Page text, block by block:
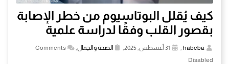
كيف يُقلل البوتاسيوم من خطر الإصابة
بقصور القلب وفقًا لدراسة علمية
habeba
, الصحة والجمال,
Comments
Disabled